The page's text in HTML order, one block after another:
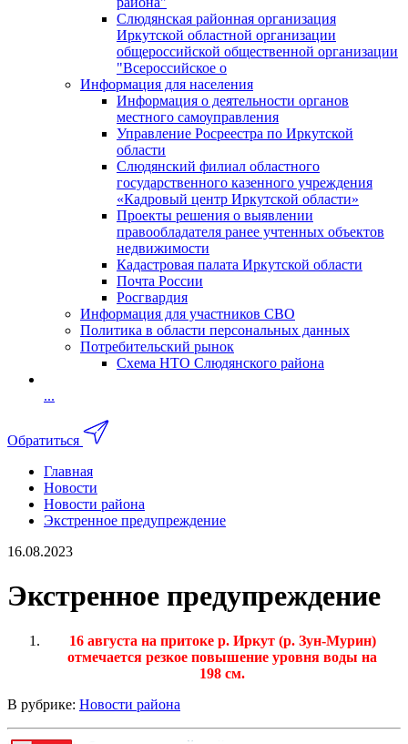
Слюдянская районная организация
Иркутской областной организации
общероссийской общественной организации
"Всероссийское о
Информация для населения
Информация о деятельности органов
местного самоуправления
Управление Росреестра по Иркутской
области
Слюдянский филиал областного
государственного казенного учреждения
«Кадровый центр Иркутской области»
Проекты решения о выявлении
правообладателя ранее учтенных объектов
недвижимости
Кадастровая палата Иркутской области
Почта России
Росгвардия
Информация для участников СВО
Политика в области персональных данных
Потребительский рынок
Схема НТО Слюдянского района
...
Обратиться
Главная
Новости
Новости района
Экстренное предупреждение
16.08.2023
Экстренное предупреждение
16 августа на притоке р. Иркут (р. Зун-Мурин)
отмечается резкое повышение уровня воды на
198 см.
В рубрике: Новости района